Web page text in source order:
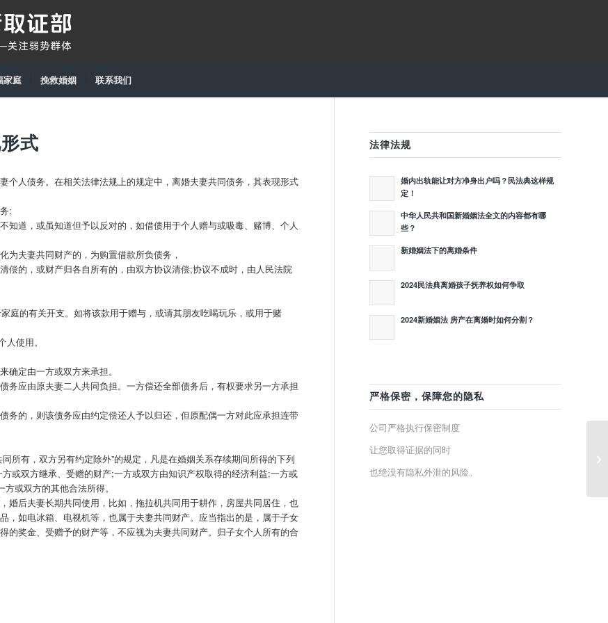
家庭 挽救婚姻 联系我们
式
个人债务。在相关法律法规上的规定中，离婚夫妻共同债务，其表现形式
;
道，或虽知道但予以反对的，如借债用于个人赠与或吸毒、赌博、个人
为夫妻共同财产的，为购置借款所负债务，
偿的，或财产归各自所有的，由双方协议清偿;协议不成时，由人民法院
庭的有关开支。如将该款用于赠与，或请其朋友吃喝玩乐，或用于赌
使用。
定由一方或双方来承担。
应由原夫妻二人共同负担。一方偿还全部债务后，有权要求另一方承担
的，则该债务应由约定偿还人予以归还，但原配偶一方对此应承担连带
所有，双方另有约定除外”的规定，凡是在婚姻关系存续期间所得的下列
或双方继承、受赠的财产;一方或双方由知识产权取得的经济利益;一方或
或双方的其他合法所得。
婚后夫妻长期共同使用，比如，拖拉机共同用于耕作，房屋共同居住，也
，如电冰箱、电视机等，也属于夫妻共同财产。应当指出的是，属于子女
的奖金、受赠予的财产等，不应视为夫妻共同财产。归子女个人所有的合
法律法规
婚内出轨能让对方净身出户吗？民法典这样规
定！
中华人民共和国新婚姻法全文的内容都有哪
些？
新婚姻法下的离婚条件
2024民法典离婚孩子抚养权如何争取
2024新婚姻法 房产在离婚时如何分割？
严格保密，保障您的隐私
公司严格执行保密制度
让您取得证据的同时
也绝没有隐私外泄的风险。